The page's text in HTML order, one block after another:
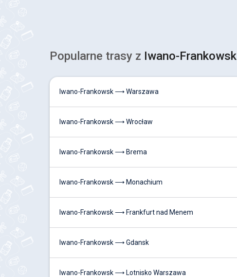
Popularne trasy z Iwano-Frankowsk
Iwano-Frankowsk ⟶ Warszawa
Iwano-Frankowsk ⟶ Wrocław
Iwano-Frankowsk ⟶ Brema
Iwano-Frankowsk ⟶ Monachium
Iwano-Frankowsk ⟶ Frankfurt nad Menem
Iwano-Frankowsk ⟶ Gdansk
Iwano-Frankowsk ⟶ Lotnisko Warszawa